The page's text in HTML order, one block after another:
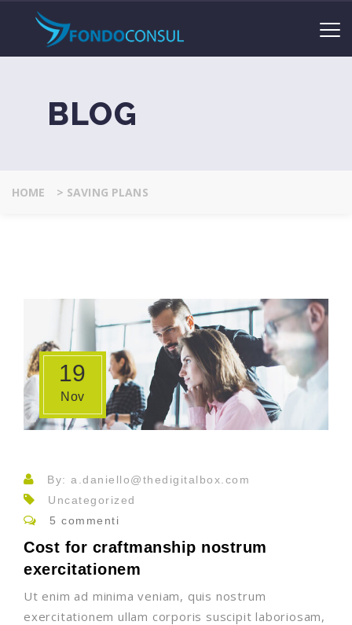
BLOG
HOME > SAVING PLANS
19
Nov
By: a.daniello@thedigitalbox.com
Uncategorized
5 commenti
Cost for craftmanship nostrum
exercitationem
Ut enim ad minima veniam, quis nostrum
exercitationem ullam corporis suscipit laboriosam,